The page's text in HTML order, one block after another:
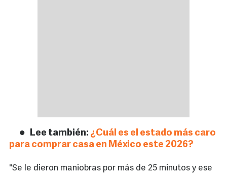
Lee también: ¿Cuál es el estado más caro
para comprar casa en México este 2026?
"Se le dieron maniobras por más de 25 minutos y ese